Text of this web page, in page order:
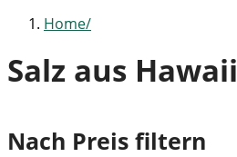
Home
Salz aus Hawaii
Nach Preis filtern